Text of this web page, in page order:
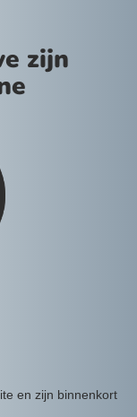
zijn
en zijn binnenkort